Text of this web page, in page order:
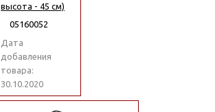
высота - 45 см)
05160052
Дата
добавления
товара:
30.10.2020